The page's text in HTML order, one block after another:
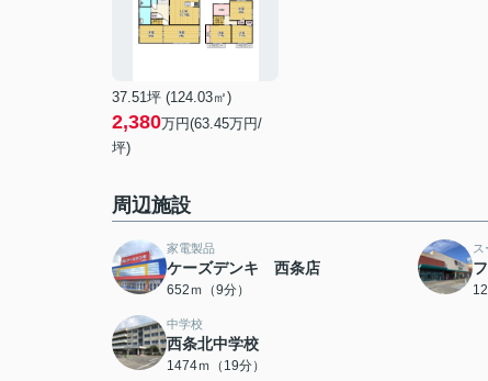
37.51坪 (124.03㎡)
2,380万円(63.45万円/
坪)
周辺施設
家電製品
ケーズデンキ 西条店
652ｍ（9分）
ス
中学校
西条北中学校
1474ｍ（19分）